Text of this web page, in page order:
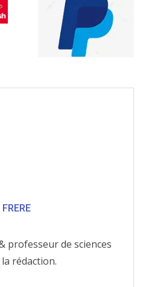
professeur de sciences
rédaction.